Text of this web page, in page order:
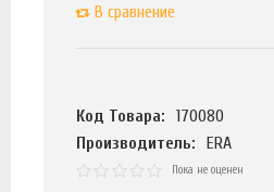
В сравнение
Код Товара:
170080
Производитель:
ERA
Пока не оценен